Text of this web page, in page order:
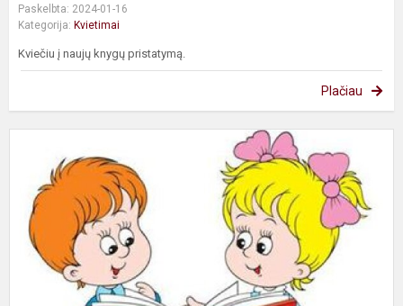
Paskelbta: 2024-01-16
Kategorija: Kvietimai
Kviečiu į naujų knygų pristatymą.
Plačiau